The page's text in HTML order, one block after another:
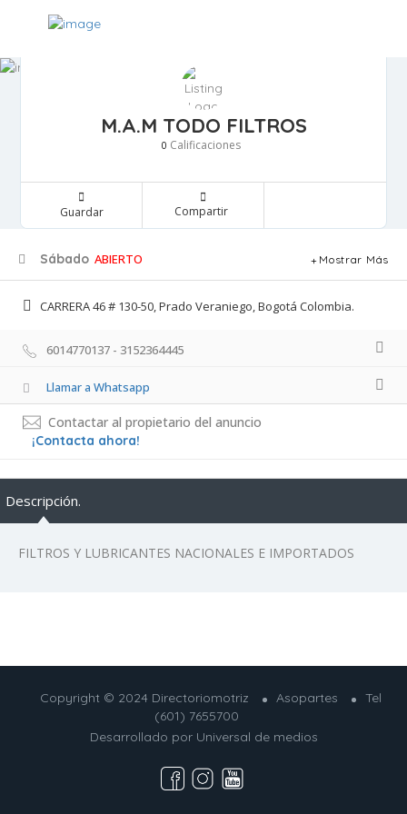
M.A.M TODO FILTROS
0 Calificaciones
Guardar Compartir
Sábado ABIERTO Mostrar Más
CARRERA 46 # 130-50, Prado Veraniego, Bogotá Colombia.
6014770137 - 3152364445
Llamar a Whatsapp
Contactar al propietario del anuncio
¡Contacta ahora!
Descripción.
FILTROS Y LUBRICANTES NACIONALES E IMPORTADOS
Copyright © 2024 Directoriomotriz Asopartes
Tel
(601) 7655700
Desarrollado por Universal de medios